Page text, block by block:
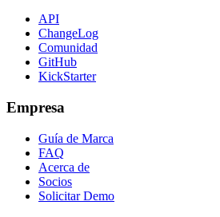
API
ChangeLog
Comunidad
GitHub
KickStarter
Empresa
Guía de Marca
FAQ
Acerca de
Socios
Solicitar Demo